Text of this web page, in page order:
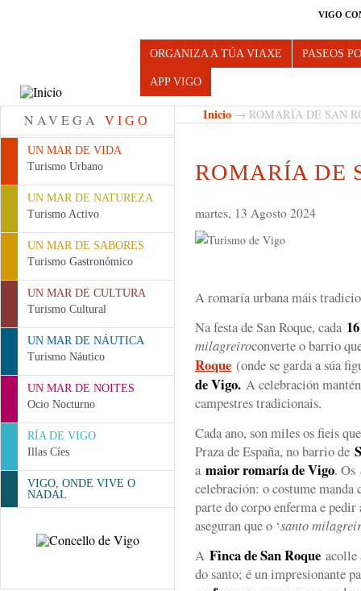
VIGO
Turismo de Vigo
ORGANIZA A TÚA VIAXE PASEOS
APP VIGO
NAVEGA VIGO
UN MAR DE VIDA
Turismo Urbano
UN MAR DE NATUREZA
Turismo Activo
UN MAR DE SABORES
Turismo Gastronómico
UN MAR DE CULTURA
Turismo Cultural
UN MAR DE NÁUTICA
Turismo Náutico
UN MAR DE NOITES
Ocio Nocturno
RÍA DE VIGO
Illas Cíes
VIGO, ONDE VIVE O
NADAL
Inicio → ROMARÍA DE SAN
ROMARÍA DE
martes, 13 Agosto 2024
A romaría urbana máis
Na festa de San Roque, cada
milagreiroconverte o barrio
Roque (onde se garda a súa
de Vigo. A celebración
campestres tradicionais.
Cada ano, son miles os fieis
Praza de España, no barrio de
a maior romaría de Vigo. Os
celebración: o costume manda
parte do corpo enferma e pedir
aseguran que o ‘santo
A Finca de San Roque acolle
do santo; é un impresionante